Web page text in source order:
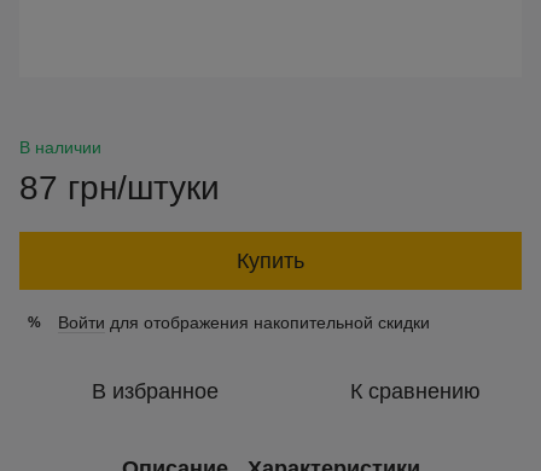
В наличии
87 грн/штуки
Купить
% Войти для отображения накопительной скидки
В избранное К сравнению